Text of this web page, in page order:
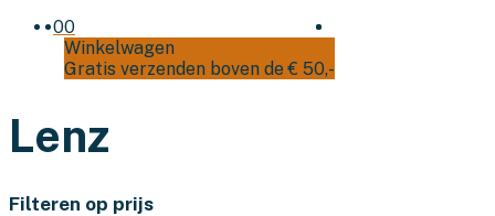
00
Winkelwagen
Gratis verzenden boven de € 50,-
Lenz
Filteren op prijs